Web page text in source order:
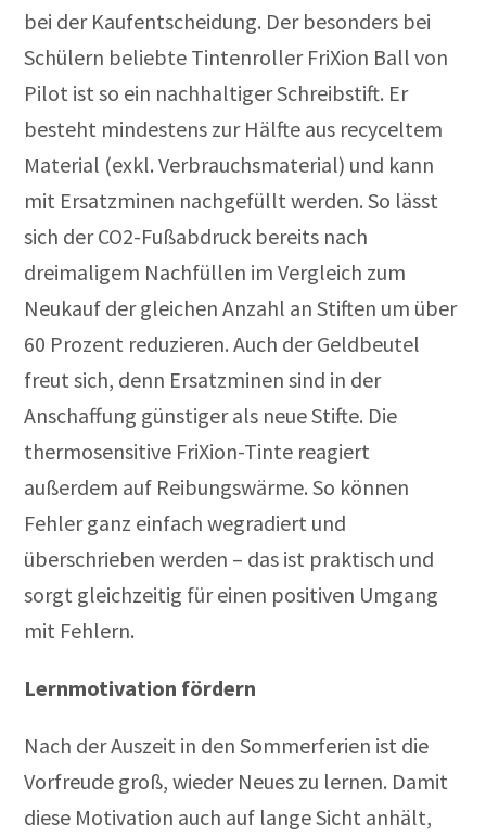
bei der Kaufentscheidung. Der besonders bei
Schülern beliebte Tintenroller FriXion Ball von
Pilot ist so ein nachhaltiger Schreibstift. Er
besteht mindestens zur Hälfte aus recyceltem
Material (exkl. Verbrauchsmaterial) und kann
mit Ersatzminen nachgefüllt werden. So lässt
sich der CO2-Fußabdruck bereits nach
dreimaligem Nachfüllen im Vergleich zum
Neukauf der gleichen Anzahl an Stiften um über
60 Prozent reduzieren. Auch der Geldbeutel
freut sich, denn Ersatzminen sind in der
Anschaffung günstiger als neue Stifte. Die
thermosensitive FriXion-Tinte reagiert
außerdem auf Reibungswärme. So können
Fehler ganz einfach wegradiert und
überschrieben werden – das ist praktisch und
sorgt gleichzeitig für einen positiven Umgang
mit Fehlern.
Lernmotivation fördern
Nach der Auszeit in den Sommerferien ist die
Vorfreude groß, wieder Neues zu lernen. Damit
diese Motivation auch auf lange Sicht anhält,